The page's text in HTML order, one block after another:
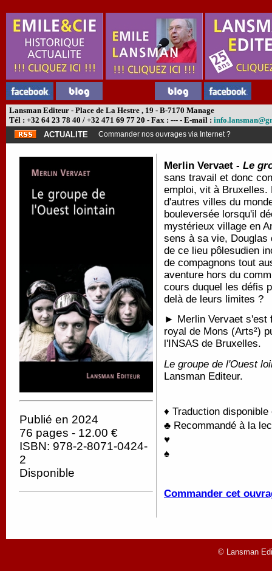
Lansman Editeur - Place de La Hestre , 19 - B-7170 Manage
Tél : +32 64 23 78 40 / +32 471 69 77 20 - Fax : --- - E-mail :
ACTUALITE
Commander nos ouvrages via Internet ?
Publié en 2024
76 pages - 12.00 €
ISBN: 978-2-8071-0424-
2
Disponible
Merlin Vervaet - Le
sans travail et donc
emploi, vit à Bruxelles.
d'autres villes du
bouleversée lorsqu'il
mystérieux village en
sens à sa vie, Douglas
de ce lieu pôlesudien
de compagnons tout
aventure hors du
cours duquel les défis
delà de leurs limites ?
► Merlin Vervaet s'est
royal de Mons (Arts²)
l'INSAS de Bruxelles.
Le groupe de l'Ouest
Lansman Editeur.
♦ Traduction
♣ Recommandé à la
♥
♠
Commander cet
© Lansman